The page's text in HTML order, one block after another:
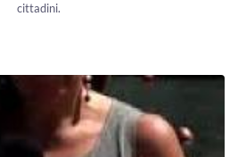
cittadini.